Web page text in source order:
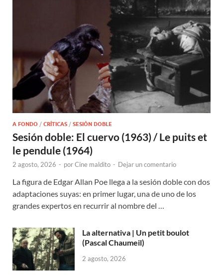
A FONDO / CRÍTICAS / SESIÓN DOBLE
Sesión doble: El cuervo (1963) / Le puits et
le pendule (1964)
2 agosto, 2026 - porCine maldito - Dejar un comentario
La figura de Edgar Allan Poe llega a la sesión doble con dos
adaptaciones suyas: en primer lugar, una de uno de los
grandes expertos en recurrir al nombre del …
La alternativa | Un petit boulot
(Pascal Chaumeil)
2 agosto, 2026